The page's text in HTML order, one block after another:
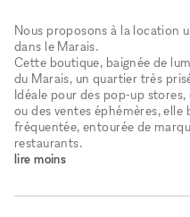
Nous proposons à la location
dans le Marais.
Cette boutique, baignée de
du Marais, un quartier très
Idéale pour des pop-up
ou des ventes éphémères,
fréquentée, entourée de
restaurants.
lire moins